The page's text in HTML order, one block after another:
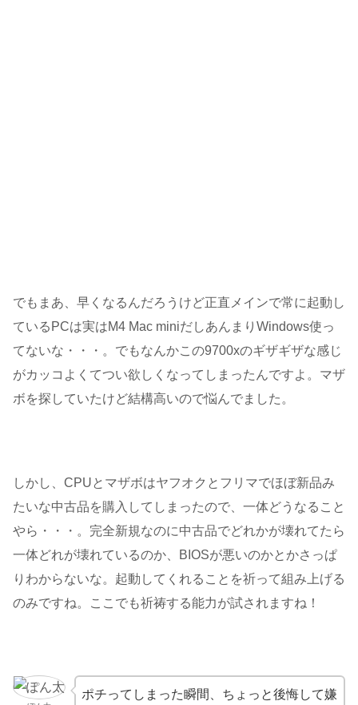
でもまあ、早くなるんだろうけど正直メインで常に起動し
ているPCは実はM4 Mac miniだしあんまりWindows使っ
てないな・・・。でもなんかこの9700xのギザギザな感じ
がカッコよくてつい欲しくなってしまったんですよ。マザ
ボを探していたけど結構高いので悩んでました。
しかし、CPUとマザボはヤフオクとフリマでほぼ新品み
たいな中古品を購入してしまったので、一体どうなること
やら・・・。完全新規なのに中古品でどれかが壊れてたら
一体どれが壊れているのか、BIOSが悪いのかとかさっぱ
りわからないな。起動してくれることを祈って組み上げる
のみですね。ここでも祈祷する能力が試されますね！
ポチってしまった瞬間、ちょっと後悔して嫌